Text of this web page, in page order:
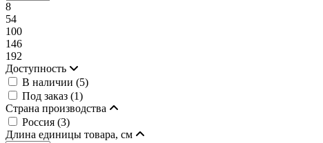
8
54
100
146
192
Доступность
В наличии (5)
Под заказ (1)
Страна производства
Россия (3)
Длина единицы товара, см